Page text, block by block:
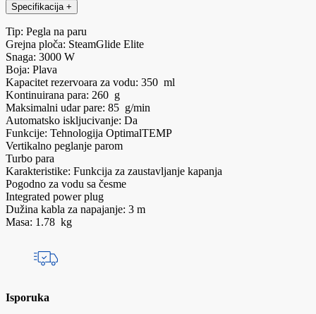
Specifikacija +
Tip: Pegla na paru
Grejna ploča: SteamGlide Elite
Snaga: 3000 W
Boja: Plava
Kapacitet rezervoara za vodu: 350 ml
Kontinuirana para: 260 g
Maksimalni udar pare: 85 g/min
Automatsko iskljucivanje: Da
Funkcije: Tehnologija OptimalTEMP
Vertikalno peglanje parom
Turbo para
Karakteristike: Funkcija za zaustavljanje kapanja
Pogodno za vodu sa česme
Integrated power plug
Dužina kabla za napajanje: 3 m
Masa: 1.78 kg
Isporuka